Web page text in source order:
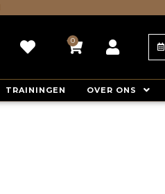
0
Winkelwagen
TRAININGEN OVER ONS